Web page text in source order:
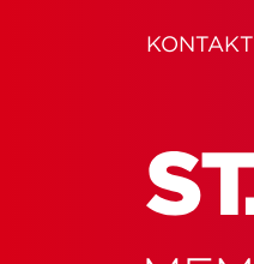
KONTAKT